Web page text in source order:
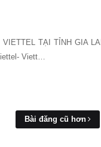
TẠI TỈNH GIA LAI
Viett…
Bài đăng cũ hơn